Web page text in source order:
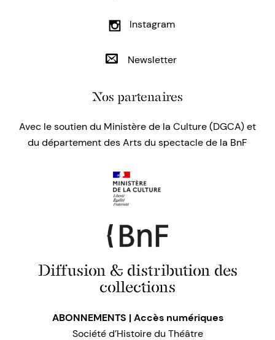
Instagram
Newsletter
Nos partenaires
Avec le soutien du Ministère de la Culture (DGCA) et
du département des Arts du spectacle de la BnF
Diffusion & distribution des
collections
ABONNEMENTS | Accès numériques
Société d’Histoire du Théâtre